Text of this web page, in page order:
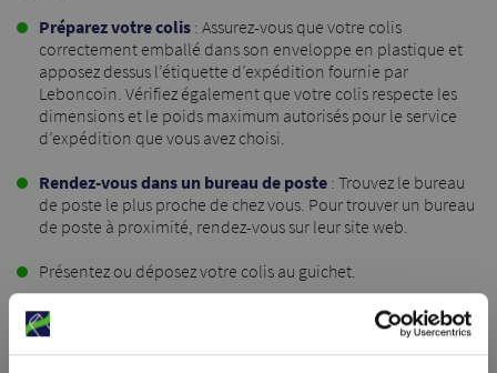
Préparez votre colis : Assurez-vous que votre colis
correctement emballé dans son enveloppe en plastique et
apposez dessus l’étiquette d’expédition fournie par
Leboncoin. Vérifiez également que votre colis respecte les
dimensions et le poids maximum autorisés pour le service
d’expédition que vous avez choisi.
Rendez-vous dans un bureau de poste : Trouvez le bureau
de poste le plus proche de chez vous. Pour trouver un bureau
de poste à proximité, rendez-vous sur leur site web.
Présentez ou déposez votre colis au guichet.
Suivez l’état de votre envoi
: Une fois que vous avez déposé
votre colis, vous pouvez suivre l’état de votre envoi en
utilisant le numéro de suivi (disponible sur l’étiquette